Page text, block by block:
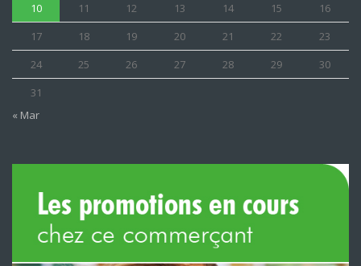
10
11 12 13 14 15
16
17
18 19 20 21 22
23
24
25 26 27 28 29
30
31
« Mar